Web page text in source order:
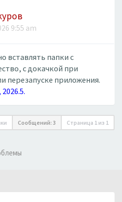
9:55 am
вставлять папки с
с докачкой при
перезапуске приложения.
Сообщений: 3 Страница 1 из 1